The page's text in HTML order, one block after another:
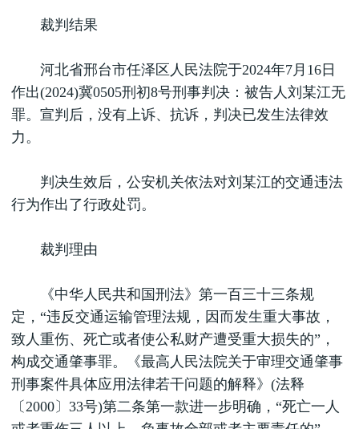
裁判结果
河北省邢台市任泽区人民法院于2024年7月16日
作出(2024)冀0505刑初8号刑事判决：被告人刘某江无
罪。宣判后，没有上诉、抗诉，判决已发生法律效
力。
判决生效后，公安机关依法对刘某江的交通违法
行为作出了行政处罚。
裁判理由
《中华人民共和国刑法》第一百三十三条规
定，“违反交通运输管理法规，因而发生重大事故，
致人重伤、死亡或者使公私财产遭受重大损失的”，
构成交通肇事罪。《最高人民法院关于审理交通肇事
刑事案件具体应用法律若干问题的解释》(法释
〔2000〕33号)第二条第一款进一步明确，“死亡一人